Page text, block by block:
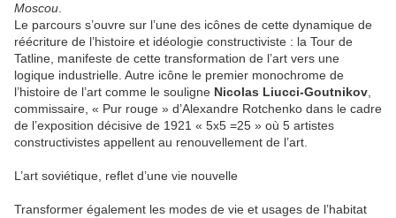
Moscou
Le parcours s’ouvre sur l’une des icônes de cette dynamique de
réécriture de l’histoire et idéologie constructiviste : la Tour de
Tatline, manifeste de cette transformation de l’art vers une
logique industrielle. Autre icône le premier monochrome de
l’histoire de l’art comme le souligne Nicolas Liucci-Goutnikov
commissaire, « Pur rouge » d’Alexandre Rotchenko dans le cadre
de l’exposition décisive de 1921 « 5x5 =25 » où 5 artistes
constructivistes appellent au renouvellement de l’art.
L’art soviétique, reflet d’une vie nouvelle
Transformer également les modes de vie et usages de l’habitat